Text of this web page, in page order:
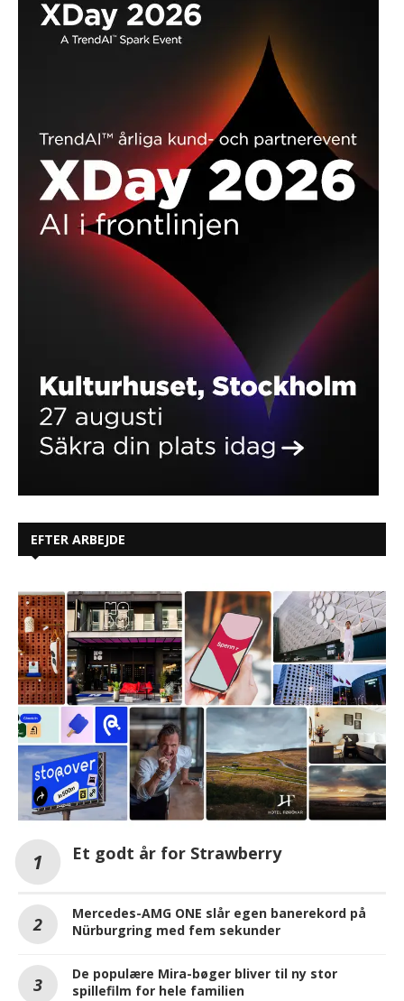
EFTER ARBEJDE
Et godt år for Strawberry
Mercedes-AMG ONE slår egen banerekord på
Nürburgring med fem sekunder
De populære Mira-bøger bliver til ny stor
spillefilm for hele familien